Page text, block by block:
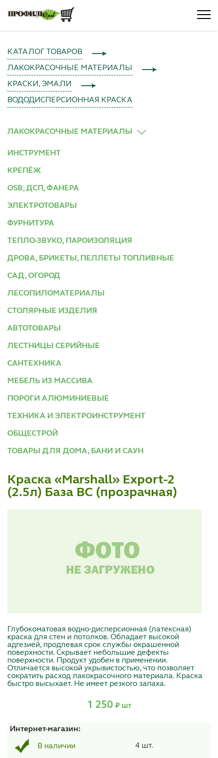
КАТАЛОГ ТОВАРОВ
ЛАКОКРАСОЧНЫЕ МАТЕРИАЛЫ
КРАСКИ, ЭМАЛИ
ВОДОДИСПЕРСИОННАЯ КРАСКА
ЛАКОКРАСОЧНЫЕ МАТЕРИАЛЫ
ИНСТРУМЕНТ
КРЕПЁЖ
OSB, ДСП, ФАНЕРА
ЭЛЕКТРОТОВАРЫ
ФУРНИТУРА
ТЕПЛО-ЗВУКО, ПАРОИЗОЛЯЦИЯ
ДРОВА, БРИКЕТЫ, ПЕЛЛЕТЫ ТОПЛИВНЫЕ
САД, ОГОРОД
ЛЕСОПИЛОМАТЕРИАЛЫ
СТОЛЯРНЫЕ ИЗДЕЛИЯ
АВТОТОВАРЫ
ЛЕСТНИЦЫ СЕРИЙНЫЕ
САНТЕХНИКА
МЕБЕЛЬ ИЗ МАССИВА
ПОРОГИ АЛЮМИНИЕВЫЕ
ТЕХНИКА И ЭЛЕКТРОИНСТРУМЕНТ
ОБЩЕСТРОЙ
ТОВАРЫ ДЛЯ ДОМА, БАНИ И САУН
Краска «Marshall» Export-2
(2.5л) База BC (прозрачная)
Глубокоматовая водно-дисперсионная (латексная)
краска для стен и потолков. Обладает высокой
адгезией, продлевая срок службы окрашенной
поверхности. Скрывает небольшие дефекты
поверхности. Продукт удобен в применении.
Отличается высокой укрывистостью, что позволяет
сократить расход лакокрасочного материала. Краска
быстро высыхает. Не имеет резкого запаха.
1 250 ₽ шт
Интернет-магазин:
В наличии 4 шт.